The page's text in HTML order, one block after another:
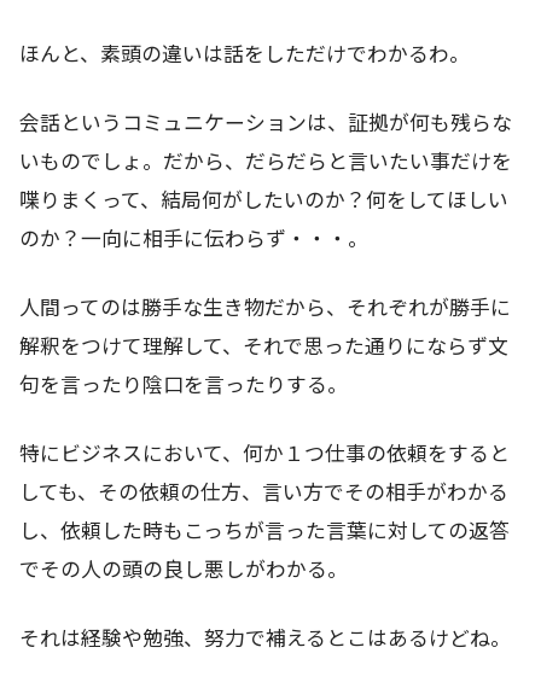
ほんと、素頭の違いは話をしただけでわかるわ。
会話というコミュニケーションは、証拠が何も残らな
いものでしょ。だから、だらだらと言いたい事だけを
喋りまくって、結局何がしたいのか？何をしてほしい
のか？一向に相手に伝わらず・・・。
人間ってのは勝手な生き物だから、それぞれが勝手に
解釈をつけて理解して、それで思った通りにならず文
句を言ったり陰口を言ったりする。
特にビジネスにおいて、何か１つ仕事の依頼をすると
しても、その依頼の仕方、言い方でその相手がわかる
し、依頼した時もこっちが言った言葉に対しての返答
でその人の頭の良し悪しがわかる。
それは経験や勉強、努力で補えるとこはあるけどね。